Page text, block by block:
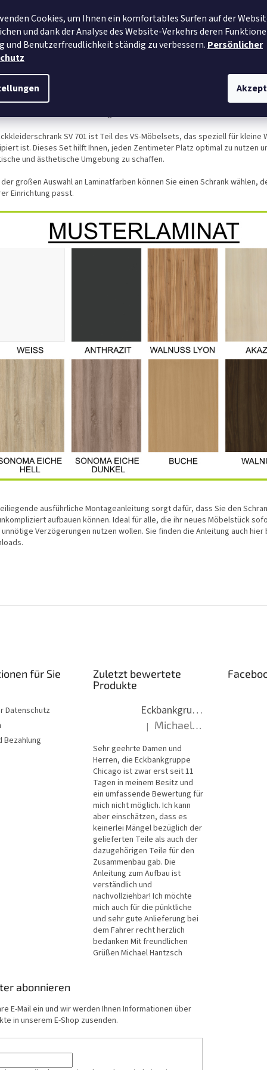
Cookies, um Ihnen ein komfortables Surfen auf der
und dank der Analyse des Website-Verkehrs deren
und Benutzerfreudlichkeit ständig zu verbessern. Persönlicher
des Schranks befinden sich verstellbare Einlegeböden, die je nach
nach oben oder unten verschoben werden können. Ganz gleich, ob Sie
oder Dekorationen aufbewahren möchten, der SV 701 bietet Ihnen die
Schrank verfügt über Volltüren mit modernen Griffen, die dem gesamten
edlen Look verleihen. Mit seinem schlichten und eleganten Design fügt
SV 701 perfekt in jede Einrichtung ein, ganz gleich, ob Ihr Zuhause in
SV 701 ist Teil des VS-Möbelsets, das speziell für kleine
ist. Dieses Set hilft Ihnen, jeden Zentimeter Platz optimal zu nutzen
und ästhetische Umgebung zu schaffen.
der großen Auswahl an Laminatfarben können Sie einen Schrank wählen,
Einrichtung passt.
ausführliche Montageanleitung sorgt dafür, dass Sie den
aufbauen können. Ideal für alle, die ihr neues Möbelstück
Verzögerungen nutzen wollen. Sie finden die Anleitung auch hier
für Sie
Datenschutz
Bezahlung
Zuletzt bewertete
Produkte
Eckbankgruppe Chicago 13-16 (Tische Chicago)
Die Produktbewertung beträgt 5
| Michael, Hantzsch
Sehr geehrte Damen und
Herren, die Eckbankgruppe
Chicago ist zwar erst seit 11
Tagen in meinem Besitz und
ein umfassende Bewertung für
mich nicht möglich. Ich kann
aber einschätzen, dass es
keinerlei Mängel bezüglich der
gelieferten Teile als auch der
dazugehörigen Teile für den
Zusammenbau gab. Die
Anleitung zum Aufbau ist
verständlich und
nachvollziehbar! Ich möchte
mich auch für die pünktliche
und sehr gute Anlieferung bei
dem Fahrer recht herzlich
bedanken Mit freundlichen
Grüßen Michael Hantzsch
abonnieren
E-Mail ein und wir werden Ihnen Informationen über
in unserem E-Shop zusenden.